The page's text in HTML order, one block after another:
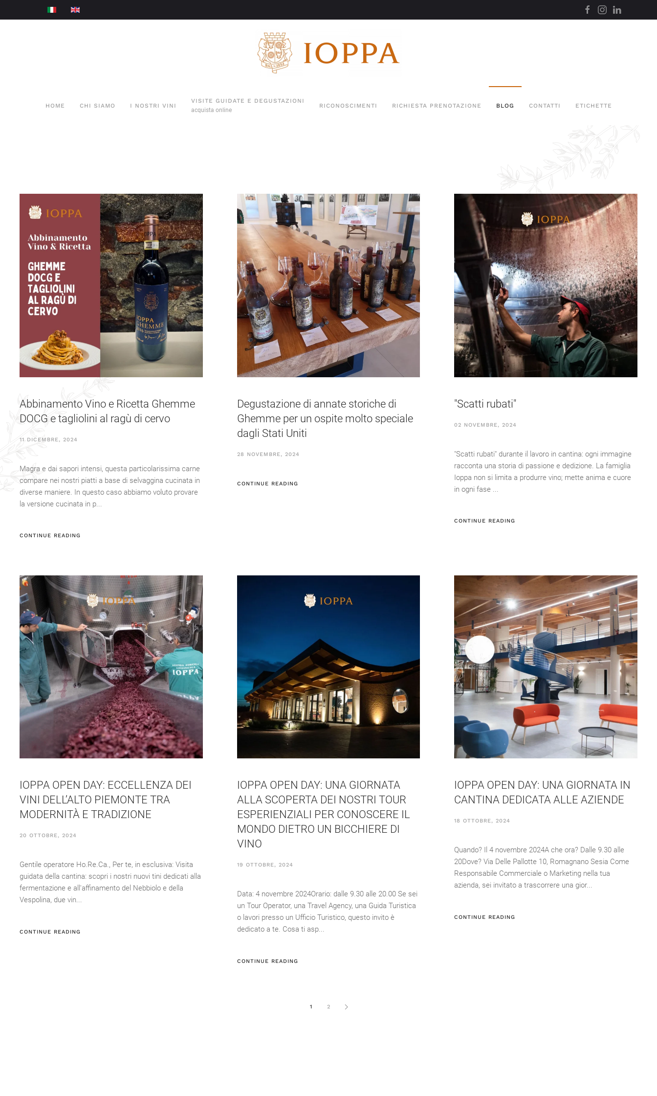
HOME CHI SIAMO I NOSTRI VINI
VISITE GUIDATE E DEGUSTAZIONI
acquista online
RICONOSCIMENTI RICHIESTA PRENOTAZIONE BLOG CONTATTI ETICHETTE
Abbinamento Vino e Ricetta Ghemme
DOCG e tagliolini al ragù di cervo
11 DICEMBRE, 2024
Magra e dai sapori intensi, questa particolarissima carne
compare nei nostri piatti a base di selvaggina cucinata in
diverse maniere. In questo caso abbiamo voluto provare
la versione cucinata in p...
CONTINUE READING
Degustazione di annate storiche di
Ghemme per un ospite molto speciale
dagli Stati Uniti
28 NOVEMBRE, 2024
CONTINUE READING
"Scatti rubati"
02 NOVEMBRE, 2024
"Scatti rubati" durante il lavoro in cantina: ogni immagine
racconta una storia di passione e dedizione. La famiglia
Ioppa non si limita a produrre vino; mette anima e cuore
in ogni fase ...
CONTINUE READING
IOPPA OPEN DAY: ECCELLENZA DEI
VINI DELL’ALTO PIEMONTE TRA
MODERNITÀ E TRADIZIONE
20 OTTOBRE, 2024
Gentile operatore Ho.Re.Ca., Per te, in esclusiva: Visita
guidata della cantina: scopri i nostri nuovi tini dedicati alla
fermentazione e all'affinamento del Nebbiolo e della
Vespolina, due vin...
CONTINUE READING
IOPPA OPEN DAY: UNA GIORNATA
ALLA SCOPERTA DEI NOSTRI TOUR
ESPERIENZIALI PER CONOSCERE IL
MONDO DIETRO UN BICCHIERE DI
VINO
19 OTTOBRE, 2024
Data: 4 novembre 2024Orario: dalle 9.30 alle 20.00 Se sei
un Tour Operator, una Travel Agency, una Guida Turistica
o lavori presso un Ufficio Turistico, questo invito è
dedicato a te. Cosa ti asp...
CONTINUE READING
IOPPA OPEN DAY: UNA GIORNATA IN
CANTINA DEDICATA ALLE AZIENDE
18 OTTOBRE, 2024
Quando? Il 4 novembre 2024A che ora? Dalle 9.30 alle
20Dove? Via Delle Pallotte 10, Romagnano Sesia Come
Responsabile Commerciale o Marketing nella tua
azienda, sei invitato a trascorrere una gior...
CONTINUE READING
1 2